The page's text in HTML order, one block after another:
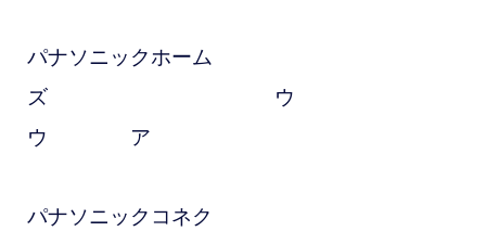
パナソニックホーム
ズ ウ
ウ ア
パナソニックコネク